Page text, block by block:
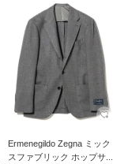
Ermenegildo Zegna ミック
スファブリック ホップサ...